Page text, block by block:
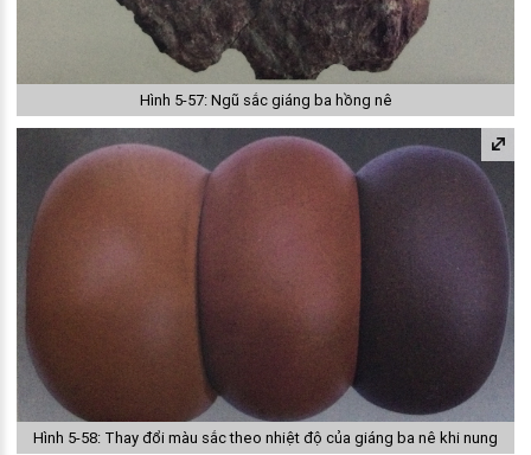
Hình 5-57: Ngũ sắc giáng ba hồng nê
Hình 5-58: Thay đổi màu sắc theo nhiệt độ của giáng ba nê khi nung